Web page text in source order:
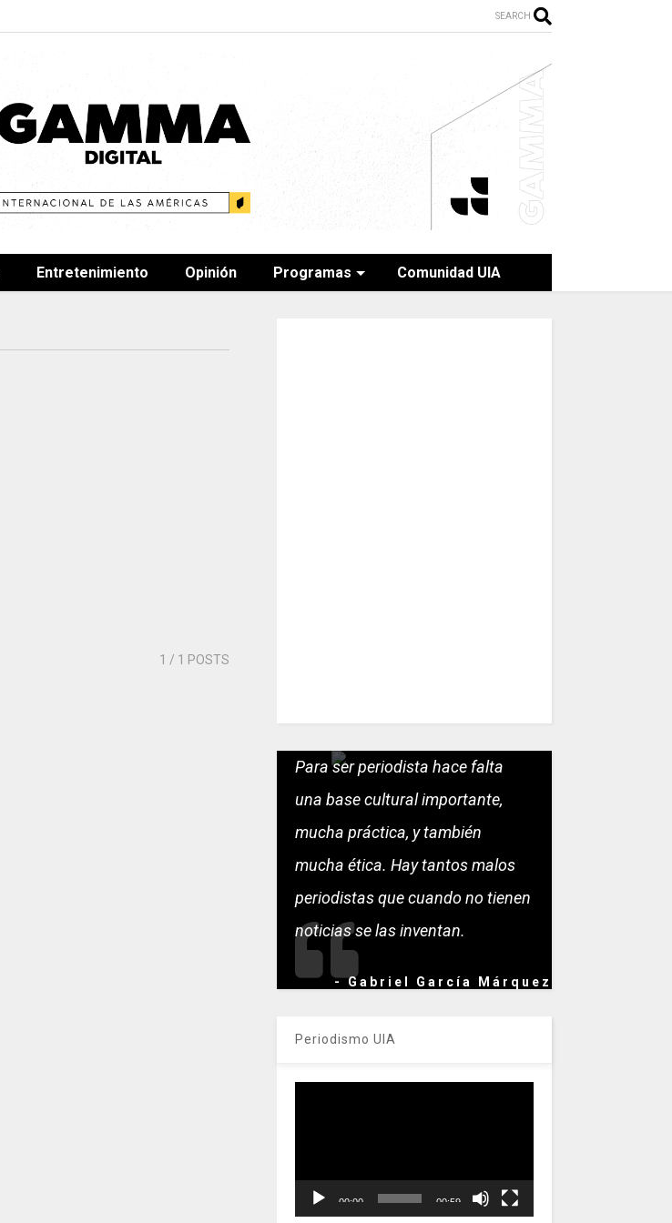
SEARCH
Entretenimiento Opinión Programas Comunidad UIA
1 / 1 POSTS
Para ser periodista hace falta
una base cultural importante,
mucha práctica, y también
mucha ética. Hay tantos malos
periodistas que cuando no tienen
noticias se las inventan.
- Gabriel García Márquez
Periodismo UIA
00:00 00:59